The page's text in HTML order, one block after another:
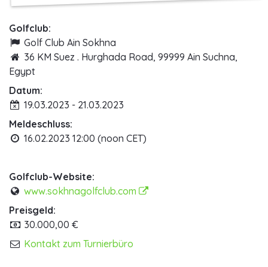
Golfclub:
Golf Club Ain Sokhna
36 KM Suez . Hurghada Road, 99999 Ain Suchna,
Egypt
Datum:
19.03.2023 - 21.03.2023
Meldeschluss:
16.02.2023 12:00 (noon CET)
Golfclub-Website:
www.sokhnagolfclub.com
Preisgeld:
30.000,00 €
Kontakt zum Turnierbüro